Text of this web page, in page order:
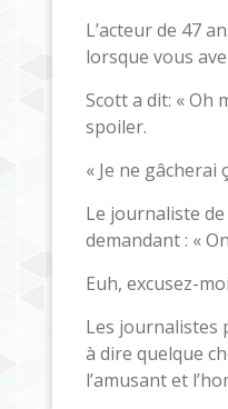
L’acteur de 47
lorsque vous
Scott a dit: « Oh
spoiler.
« Je ne gâcherai
Le journaliste
demandant : «
Euh, excusez-
Les journalistes
à dire quelque
l’amusant et